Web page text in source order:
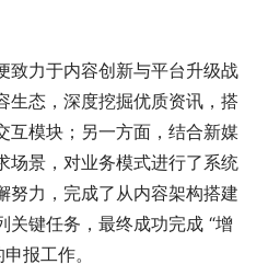
致力于内容创新与平台升级战
生态，深度挖掘优质资讯，搭
互模块；另一方面，结合新媒
场景，对业务模式进行了系统
努力，完成了从内容架构搭建
关键任务，最终成功完成 “增
报工作。